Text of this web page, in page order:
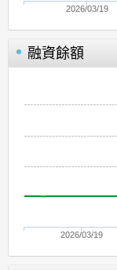
2026/03/19
融資餘額
2026/03/19